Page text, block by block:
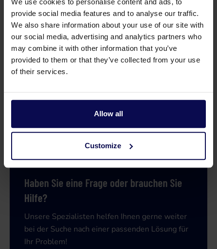
We use cookies to personalise content and ads, to
provide social media features and to analyse our traffic.
We also share information about your use of our site with
our social media, advertising and analytics partners who
may combine it with other information that you’ve
provided to them or that they’ve collected from your use
of their services.
Allow all
Customize
Verkaufseinheit
st
Haben Sie eine Frage oder brauchen Sie
Hilfe?
Unsere Spezialisten helfen Ihnen gerne weiter
bei der Suche nach einer passenden Lösung für
Ihr Problem!